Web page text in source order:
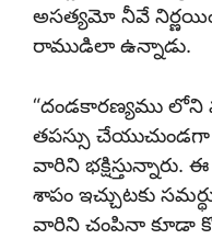
అసత్యమో నీవే
రాముడిలా ఉన్నాడు.
“దండకారణ్యము లోని
తపస్సు చేయుచుండగా
వారిని భక్షిస్తున్నారు.
శాపం ఇచ్చుటకు
వారిని చంపినా కూడా